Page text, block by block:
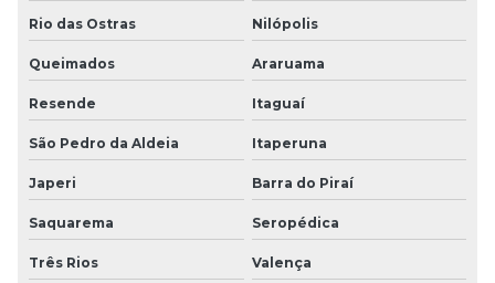
Rio das Ostras Nilópolis
Queimados Araruama
Resende Itaguaí
São Pedro da Aldeia Itaperuna
Japeri Barra do Piraí
Saquarema Seropédica
Três Rios Valença